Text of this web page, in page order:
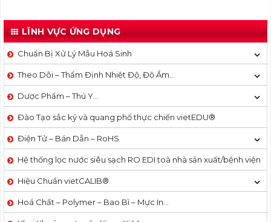
LĨNH VỰC ỨNG DỤNG
Chuẩn Bị Xử Lý Mẫu Hoá Sinh
Theo Dõi – Thẩm Định Nhiệt Độ, Độ Ẩm…
Dược Phẩm – Thú Y…
Đào Tạo sắc ký và quang phổ thực chiến vietEDU®
Điện Tử – Bán Dẫn – RoHS
Hệ thống lọc nước siêu sạch RO EDI​​ toà nhà sản xuất/bệnh viện
Hiệu Chuẩn vietCALIB®
Hoá Chất – Polymer – Bao Bì – Mực In…